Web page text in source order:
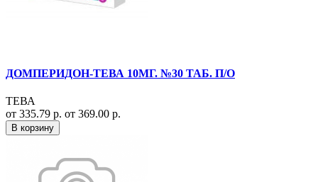
ДОМПЕРИДОН-ТЕВА 10МГ. №30 ТАБ. П/О
ТЕВА
от 335.79 р. от 369.00 р.
В корзину